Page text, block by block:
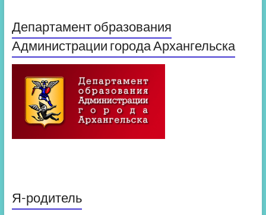
Департамент образования
Администрации города Архангельска
Я-родитель